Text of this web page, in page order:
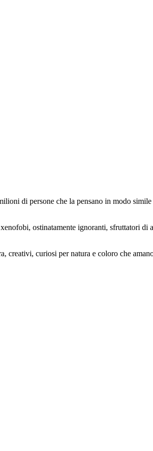
di persone che la pensano in modo
ostinatamente ignoranti, sfruttatori di
curiosi per natura e coloro che